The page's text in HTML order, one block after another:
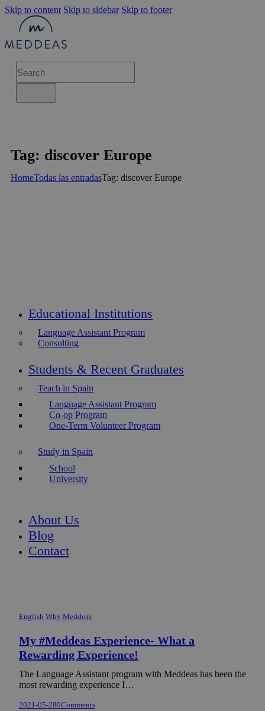
Skip to content Skip to sidebar Skip to footer
Tag: discover Europe
HomeTodas las entradasTag: discover Europe
Educational Institutions
Language Assistant Program
Consulting
Students & Recent Graduates
Teach in Spain
Language Assistant Program
Co-op Program
One-Term Volunteer Program
Study in Spain
School
University
About Us
Blog
Contact
English Why Meddeas
My #Meddeas Experience- What a
Rewarding Experience!
The Language Assistant program with Meddeas has been the
most rewarding experience I…
2021-05-280Comments